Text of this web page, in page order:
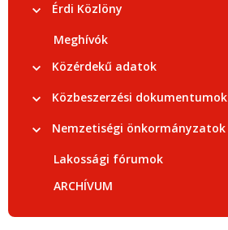
Érdi Közlöny
Meghívók
Közérdekű adatok
Közbeszerzési dokumentumok
Nemzetiségi önkormányzatok
Lakossági fórumok
ARCHÍVUM